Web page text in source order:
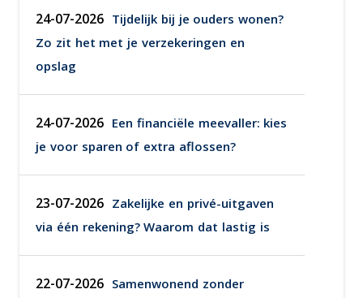
24-07-2026 Tijdelijk bij je ouders wonen?
Zo zit het met je verzekeringen en
opslag
24-07-2026 Een financiële meevaller: kies
je voor sparen of extra aflossen?
23-07-2026 Zakelijke en privé-uitgaven
via één rekening? Waarom dat lastig is
22-07-2026 Samenwonend zonder